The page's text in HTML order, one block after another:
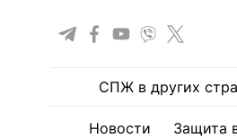
СПЖ в других
Новости Защита